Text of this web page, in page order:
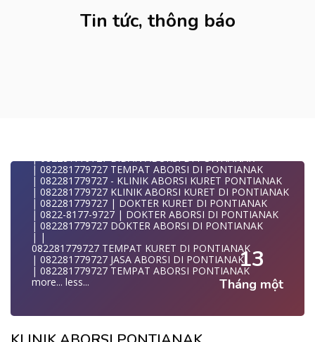
Tin tức, thông báo
| WA 082281779727 JASA ABORSI DI PONTIANAK
| | WA 082281779727 | KURET AMAN | WA
| 082281779727 BIDAN ABORSI DI PONTIANAK
| 082281779727 TEMPAT ABORSI DI PONTIANAK
| 082281779727 - KLINIK ABORSI KURET PONTIANAK
| 082281779727 KLINIK ABORSI KURET DI PONTIANAK
| 082281779727 | DOKTER KURET DI PONTIANAK
| 0822-8177-9727 | DOKTER ABORSI DI PONTIANAK
| 082281779727 DOKTER ABORSI DI PONTIANAK
| |
082281779727 TEMPAT KURET DI PONTIANAK
| 082281779727 JASA ABORSI DI PONTIANAK
| 082281779727 TEMPAT ABORSI PONTIANAK
more... less...
13
Tháng một